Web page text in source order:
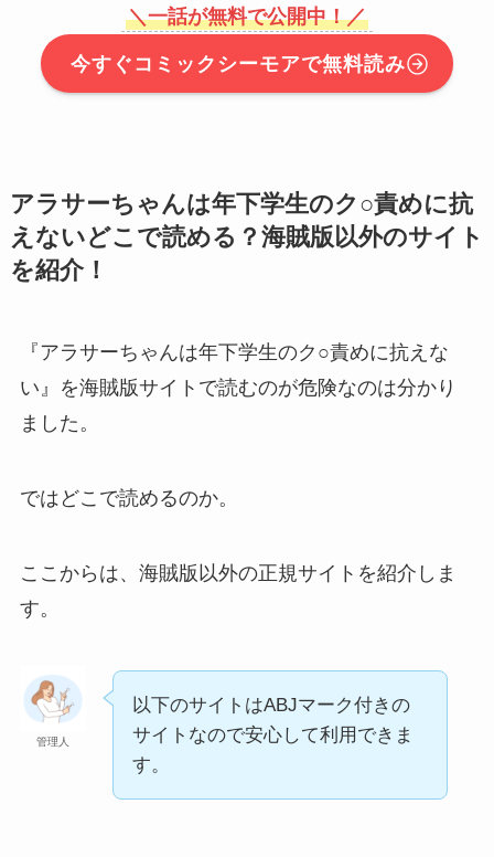
＼一話が無料で公開中！／
今すぐコミックシーモアで無料読み
アラサーちゃんは年下学生のク○責めに抗
えないどこで読める？海賊版以外のサイト
を紹介！
『アラサーちゃんは年下学生のク○責めに抗えな
い』を海賊版サイトで読むのが危険なのは分かり
ました。
ではどこで読めるのか。
ここからは、海賊版以外の正規サイトを紹介しま
す。
管理人
以下のサイトはABJマーク付きの
サイトなので安心して利用できま
す。